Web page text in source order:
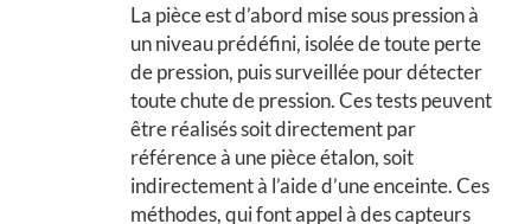
La pièce est d’abord mise sous pression à
un niveau prédéfini, isolée de toute perte
de pression, puis surveillée pour détecter
toute chute de pression. Ces tests peuvent
être réalisés soit directement par
référence à une pièce étalon, soit
indirectement à l’aide d’une enceinte. Ces
méthodes, qui font appel à des capteurs